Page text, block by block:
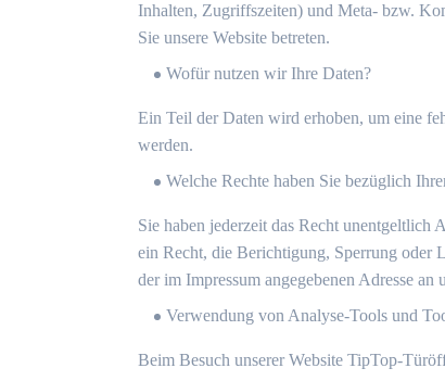
Inhalten, Zugriffszeiten) und Meta- bzw.
Sie unsere Website betreten.
Wofür nutzen wir Ihre Daten?
Ein Teil der Daten wird erhoben, um eine
werden.
Welche Rechte haben Sie bezüglich
Sie haben jederzeit das Recht unentgeltlich
ein Recht, die Berichtigung, Sperrung oder
der im Impressum angegebenen Adresse
Verwendung von Analyse-Tools und
Beim Besuch unserer Website TipTop-